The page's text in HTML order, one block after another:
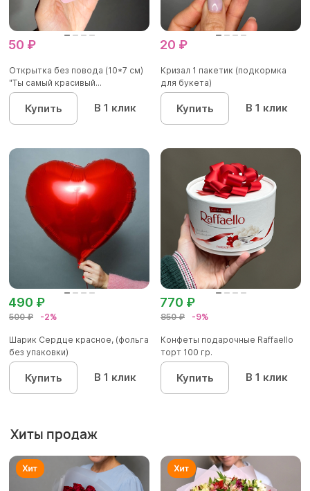
50 ₽
Открытка без повода (10*7 см)
"Ты самый красивый...
Купить В 1 клик
20 ₽
Кризал 1 пакетик (подкормка
для букета)
Купить В 1 клик
500 ₽ -2%
490 ₽
Шарик Сердце красное, (фольга
без упаковки)
Купить В 1 клик
850 ₽ -9%
770 ₽
Конфеты подарочные Raffaello
торт 100 гр.
Купить В 1 клик
Хиты продаж